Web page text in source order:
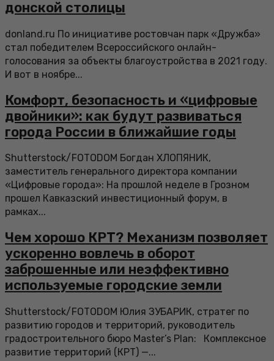
донской столицы
donland.ru По инициативе ростовчан парк «Дружба»
стал победителем Всероссийского онлайн-
голосования за объекты благоустройства в 2021 году.
И вот в ноябре...
Комфорт, безопасность и «цифровые
двойники»: как будут развиваться
города России в ближайшие годы
Shutterstock/FOTODOM Богдан ХЛОПЯНИК,
заместитель генерального директора компании
«Цифровые города»: На прошлой неделе в Грозном
прошел Кавказский инвестиционный форум, в
рамках...
Чем хорошо КРТ? Механизм позволяет
ускоренно вовлечь в оборот
заброшенные или неэффективно
используемые городские земли
Shutterstock/FOTODOM Юлия ЗУБАРИК, стратег по
развитию городов и территорий, руководитель
градостроительного бюро Master’s Plan: Комплексное
развитие территорий (КРТ) —...